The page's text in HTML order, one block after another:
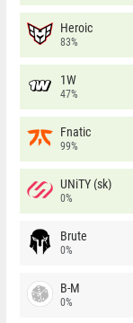
Heroic
83%
1W
47%
Fnatic
99%
UNiTY (sk)
0%
Brute
0%
B-M
0%